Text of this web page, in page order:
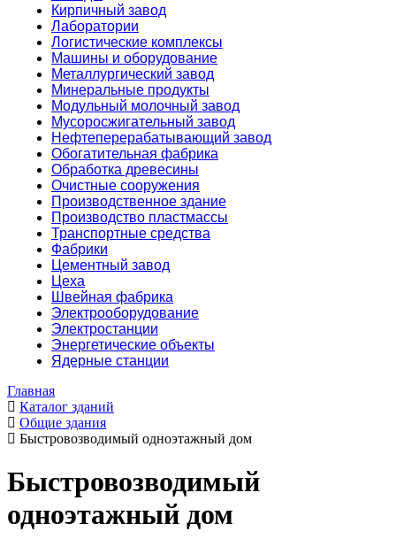
Кирпичный завод
Лаборатории
Логистические комплексы
Машины и оборудование
Металлургический завод
Минеральные продукты
Модульный молочный завод
Мусоросжигательный завод
Нефтеперерабатывающий завод
Обогатительная фабрика
Обработка древесины
Очистные сооружения
Производственное здание
Производство пластмассы
Транспортные средства
Фабрики
Цементный завод
Цеха
Швейная фабрика
Электрооборудование
Электростанции
Энергетические объекты
Ядерные станции
Главная
Каталог зданий
Общие здания
Быстровозводимый одноэтажный дом
Быстровозводимый
одноэтажный дом